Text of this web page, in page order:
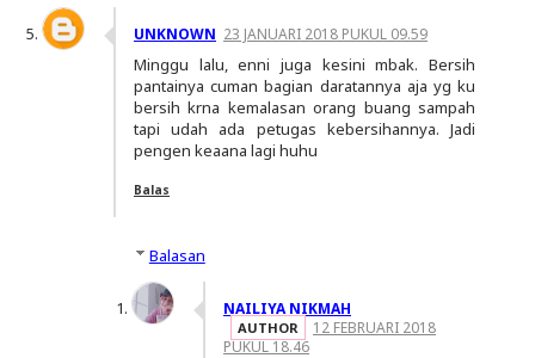
UNKNOWN 23 JANUARI 2018 PUKUL 09.59
Minggu lalu, enni juga kesini mbak. Bersih
pantainya cuman bagian daratannya aja yg ku
bersih krna kemalasan orang buang sampah
tapi udah ada petugas kebersihannya. Jadi
pengen keaana lagi huhu
Balas
Balasan
NAILIYA NIKMAH
12 FEBRUARI 2018
PUKUL 18.46